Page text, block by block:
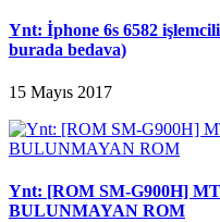
Ynt: İphone 6s 6582
burada bedava)
15 Mayıs 2017
Ynt: [ROM SM-G900H]
BULUNMAYAN ROM